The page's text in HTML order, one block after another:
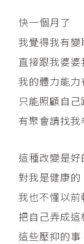
快一個月了
我覺得我有變
直接跟我婆
我的體力能力
只能照顧自
有聚會請找
這種改變是好
對我是健康的
我也不懂以
把自己弄成
這些壓抑的事